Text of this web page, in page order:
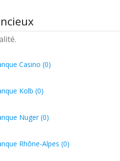
Casino (0)
Kolb (0)
Nuger (0)
Rhône-Alpes (0)